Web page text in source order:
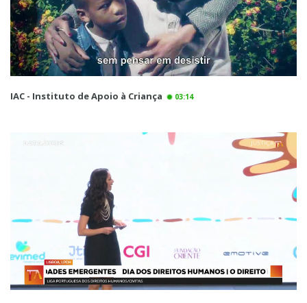
IAC - Instituto de Apoio à Criança 03:14